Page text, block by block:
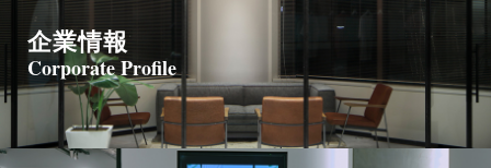
企業情報
Corporate Profile